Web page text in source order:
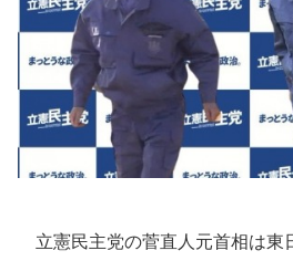
立憲民主党の菅直人元首相は東